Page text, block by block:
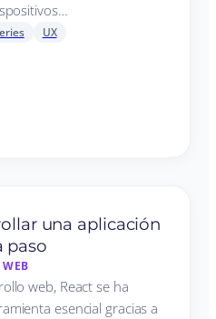
UX
una aplicación
paso
web, React se ha
esencial gracias a